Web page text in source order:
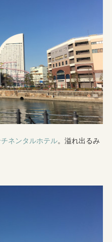
ネンタルホテル。溢れ出るみ